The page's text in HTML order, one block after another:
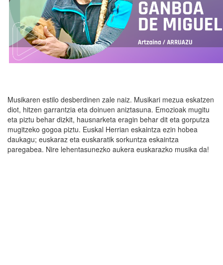
Musikaren estilo desberdinen zale naiz. Musikari mezua eskatzen
diot, hitzen garrantzia eta doinuen aniztasuna. Emozioak mugitu
eta piztu behar dizkit, hausnarketa eragin behar dit eta gorputza
mugitzeko gogoa piztu. Euskal Herrian eskaintza ezin hobea
daukagu; euskaraz eta euskaratik sorkuntza eskaintza
paregabea. Nire lehentasunezko aukera euskarazko musika da!